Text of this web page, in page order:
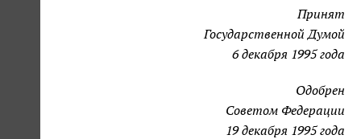
Принят
Государственной Думой
6 декабря 1995 года
Одобрен
Советом Федерации
19 декабря 1995 года